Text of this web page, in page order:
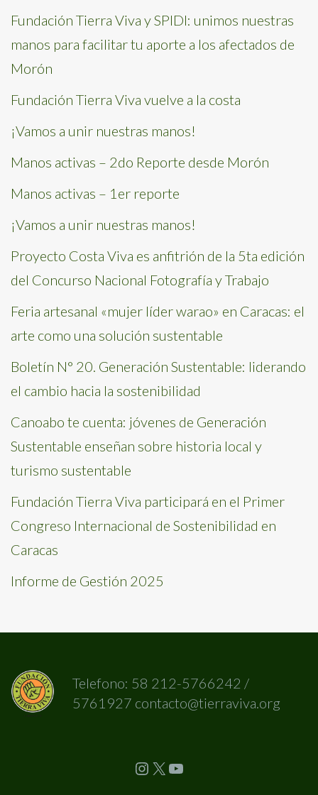
Fundación Tierra Viva y SPIDI: unimos nuestras
manos para facilitar tu aporte a los afectados de
Morón
Fundación Tierra Viva vuelve a la costa
¡Vamos a unir nuestras manos!
Manos activas – 2do Reporte desde Morón
Manos activas – 1er reporte
¡Vamos a unir nuestras manos!
Proyecto Costa Viva es anfitrión de la 5ta edición
del Concurso Nacional Fotografía y Trabajo
Feria artesanal «mujer líder warao» en Caracas: el
arte como una solución sustentable
Boletín N° 20. Generación Sustentable: liderando
el cambio hacia la sostenibilidad
Canoabo te cuenta: jóvenes de Generación
Sustentable enseñan sobre historia local y
turismo sustentable
Fundación Tierra Viva participará en el Primer
Congreso Internacional de Sostenibilidad en
Caracas
Informe de Gestión 2025
Telefono: 58 212-5766242 /
5761927 contacto@tierraviva.org
Instagram X YouTube